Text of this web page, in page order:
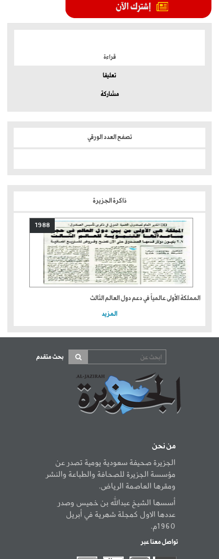
قراءة
تعليقا
مشاركة
تصفح العدد الورقي
ذاكرة الجزيرة
1988
المملكة الأولى عالمياً في دعم دول العالم الثالث
المزيد
بحث متقدم
من نحن
الجزيرة صحيفة سعودية يومية تصدر عن
مؤسسة الجزيرة للصحافة والطباعة والنشر
ومقرها العاصمة الرياض.
أسسها الشيخ عبدالله بن خميس وصدر
عددها الاول كمجلة شهرية في أبريل
1960م.
تواصل معنا عبر